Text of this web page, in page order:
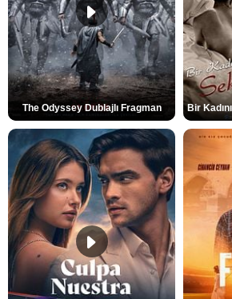
The Odyssey Dublajlı Fragman